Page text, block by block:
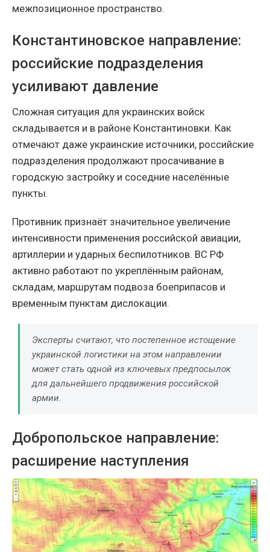
межпозиционное пространство.
Константиновское направление:
российские подразделения
усиливают давление
Сложная ситуация для украинских войск
складывается и в районе Константиновки. Как
отмечают даже украинские источники, российские
подразделения продолжают просачивание в
городскую застройку и соседние населённые
пункты.
Противник признаёт значительное увеличение
интенсивности применения российской авиации,
артиллерии и ударных беспилотников. ВС РФ
активно работают по укреплённым районам,
складам, маршрутам подвоза боеприпасов и
временным пунктам дислокации.
Эксперты считают, что постепенное истощение
украинской логистики на этом направлении
может стать одной из ключевых предпосылок
для дальнейшего продвижения российской
армии.
Добропольское направление:
расширение наступления